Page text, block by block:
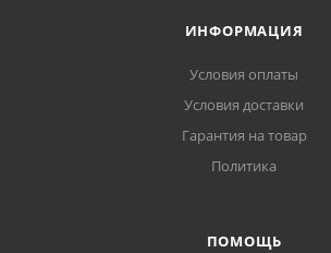
ИНФОРМАЦИЯ
Условия оплаты
Условия доставки
Гарантия на товар
Политика
ПОМОЩЬ